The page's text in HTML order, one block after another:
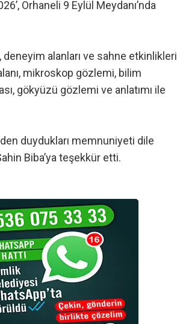
Orhaneli 9 Eylül Meydanı’nda
alanları ve sahne etkinlikleri
mikroskop gözlemi, bilim
gökyüzü gözlemi ve anlatımı ile
duydukları memnuniyeti dile
Biba’ya teşekkür etti.